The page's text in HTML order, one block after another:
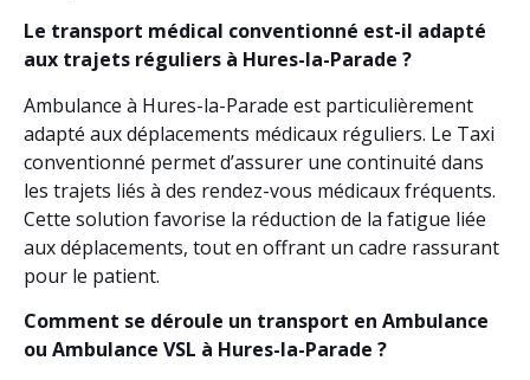
Le transport médical conventionné est-il adapté
aux trajets réguliers à Hures-la-Parade ?
Ambulance à Hures-la-Parade est particulièrement
adapté aux déplacements médicaux réguliers. Le Taxi
conventionné permet d’assurer une continuité dans
les trajets liés à des rendez-vous médicaux fréquents.
Cette solution favorise la réduction de la fatigue liée
aux déplacements, tout en offrant un cadre rassurant
pour le patient.
Comment se déroule un transport en Ambulance
ou Ambulance VSL à Hures-la-Parade ?